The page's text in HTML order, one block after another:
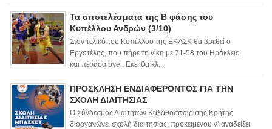
Τα αποτελέσματα της Β φάσης του
Κυπέλλου Ανδρών (3/10)
Στον τελικό του Κυπέλλου της ΕΚΑΣΚ θα βρεθεί ο
Εργοτέλης, που πήρε τη νίκη με 71-58 του Ηράκλειο
και πέρασα bye . Εκεί θα κλ...
ΠΡΟΣΚΛΗΣΗ ΕΝΔΙΑΦΕΡΟΝΤΟΣ ΓΙΑ ΤΗΝ
ΣΧΟΛΗ ΔΙΑΙΤΗΣΙΑΣ
Ο Σύνδεσμος Διαιτητών Καλαθοσφαίρισης Κρήτης
διοργανώνει σχολή διαιτησίας, προκειμένου ν’ αναδείξει